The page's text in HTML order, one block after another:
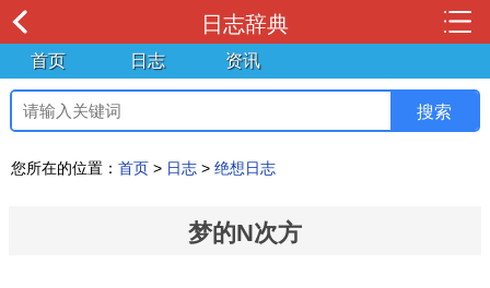
日志辞典
首页 日志 资讯
您所在的位置： 首页 > 日志 > 绝想日志
梦的N次方